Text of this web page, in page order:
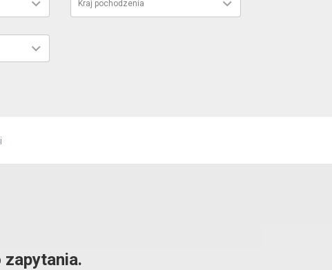
Kraj pochodzenia
zapytania.